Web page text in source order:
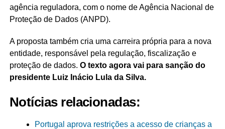
agência reguladora, com o nome de Agência Nacional de
Proteção de Dados (ANPD).
A proposta também cria uma carreira própria para a nova
entidade, responsável pela regulação, fiscalização e
proteção de dados. O texto agora vai para sanção do
presidente Luiz Inácio Lula da Silva.
Notícias relacionadas:
Portugal aprova restrições a acesso de crianças a